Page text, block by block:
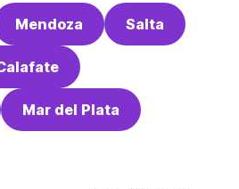
Mendoza Salta
Mar del Plata